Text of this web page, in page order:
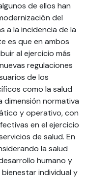
de ellos han
del
a la incidencia de la
es que en ambos
al ejercicio más
regulaciones
de los
como la salud
dimensión normativa
y operativo, con
en el ejercicio
de salud. En
la salud
humano y
individual y